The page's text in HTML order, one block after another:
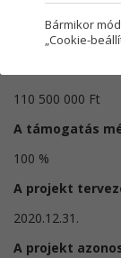
A projekt címe:
Sáfrik-féle
110 500 000 Ft
A támogatás
100 %
A projekt
2020.12.31.
A projekt
Bármikor
„Cookie-